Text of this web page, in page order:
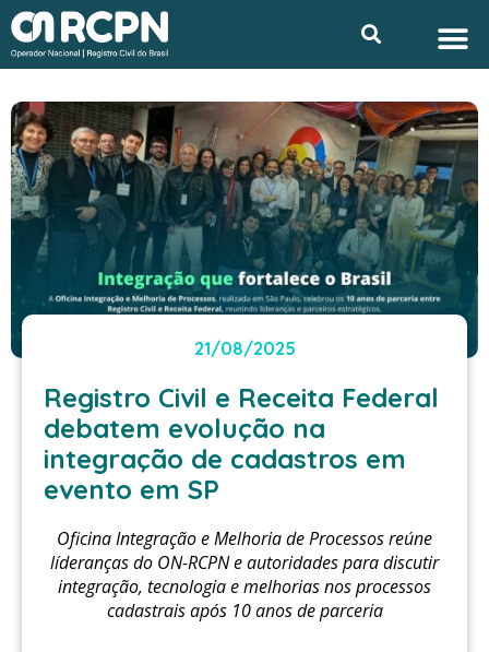
para
o
Search
21/08/2025
Registro Civil e Receita Federal
debatem evolução na
integração de cadastros em
evento em SP
Oficina Integração e Melhoria de Processos reúne
líderanças do ON-RCPN e autoridades para discutir
integração, tecnologia e melhorias nos processos
cadastrais após 10 anos de parceria